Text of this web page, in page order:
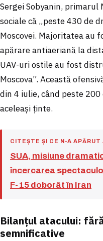
Sergei Sobyanin, primarul
sociale că „peste 430 de
Moscovei. Majoritatea au
apărare antiaeriană la
UAV-uri ostile au fost
Moscova”. Această
din 4 iulie, când peste
aceleași ținte.
CITEȘTE ȘI CE N-A APĂRUT
SUA, misiune
încercarea
F-15 doborât în Iran
Bilanțul atacului:
semnificative